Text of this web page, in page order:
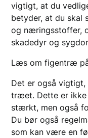
vigtigt, at du
betyder, at du skal
og næringsstoffer,
skadedyr og
Læs om figentræ
Det er også
træet. Dette er
stærkt, men også
Du bør også
som kan være en